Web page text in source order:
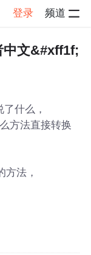
登录 频道
情
中文&#xff1f;
什么，
方法直接转换
法，